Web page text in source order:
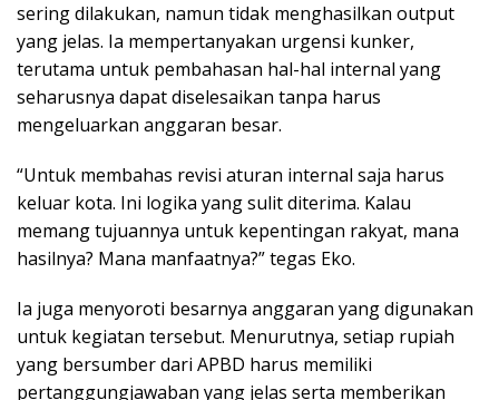
sering dilakukan, namun tidak menghasilkan output
yang jelas. Ia mempertanyakan urgensi kunker,
terutama untuk pembahasan hal-hal internal yang
seharusnya dapat diselesaikan tanpa harus
mengeluarkan anggaran besar.
“Untuk membahas revisi aturan internal saja harus
keluar kota. Ini logika yang sulit diterima. Kalau
memang tujuannya untuk kepentingan rakyat, mana
hasilnya? Mana manfaatnya?” tegas Eko.
Ia juga menyoroti besarnya anggaran yang digunakan
untuk kegiatan tersebut. Menurutnya, setiap rupiah
yang bersumber dari APBD harus memiliki
pertanggungjawaban yang jelas serta memberikan